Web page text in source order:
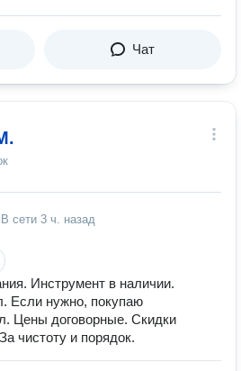
Чат
В сети 3 ч. назад
Инструмент в наличии.
Если нужно, покупаю
Цены договорные. Скидки
чистоту и порядок.